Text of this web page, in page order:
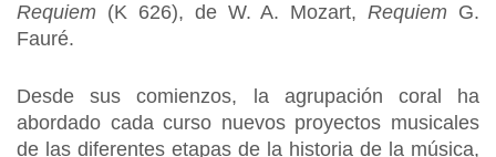
Requiem (K 626), de W. A. Mozart,Requiem G.
Fauré.
Desde sus comienzos, la agrupación coral ha
abordado cada curso nuevos proyectos musicales
de las diferentes etapas de la historia de la música,